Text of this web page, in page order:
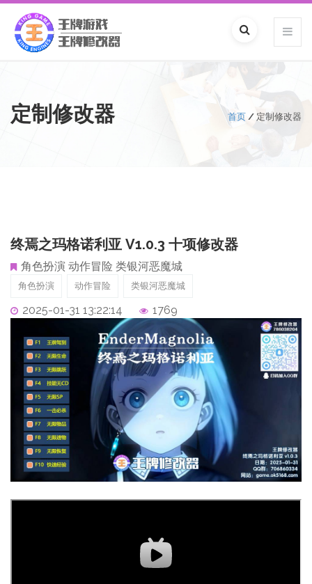
定制修改器 首页 / 定制修改器
终焉之玛格诺利亚 V1.0.3 十项修改器
角色扮演 动作冒险 类银河恶魔城
角色扮演 动作冒险 类银河恶魔城
2025-01-31 13:22:14 1769